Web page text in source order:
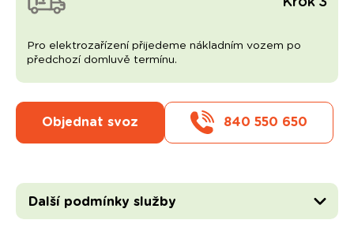
Pro elektrozařízení přijedeme nákladním vozem po
předchozí domluvě termínu.
Objednat svoz 840 550 650
Další podmínky služby